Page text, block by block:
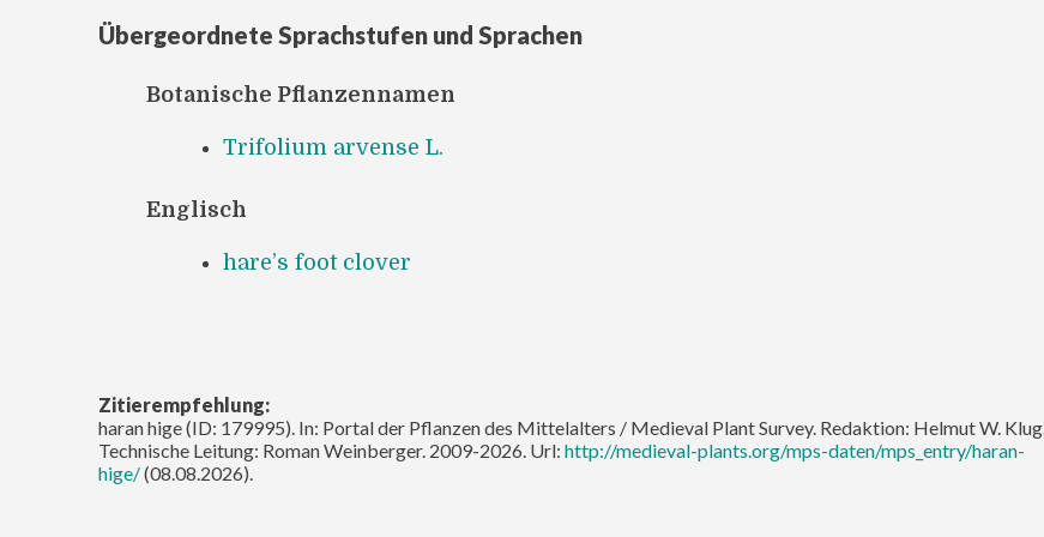
Übergeordnete Sprachstufen und Sprachen
Botanische Pflanzennamen
Trifolium arvense L.
Englisch
hare’s foot clover
Zitierempfehlung:
haran hige (ID: 179995). In: Portal der Pflanzen des Mittelalters / Medieval Plant Survey. Redaktion: Helmut W. Klug.
Technische Leitung: Roman Weinberger. 2009-2026. Url: http://medieval-plants.org/mps-daten/mps_entry/haran-
hige/(08.08.2026).